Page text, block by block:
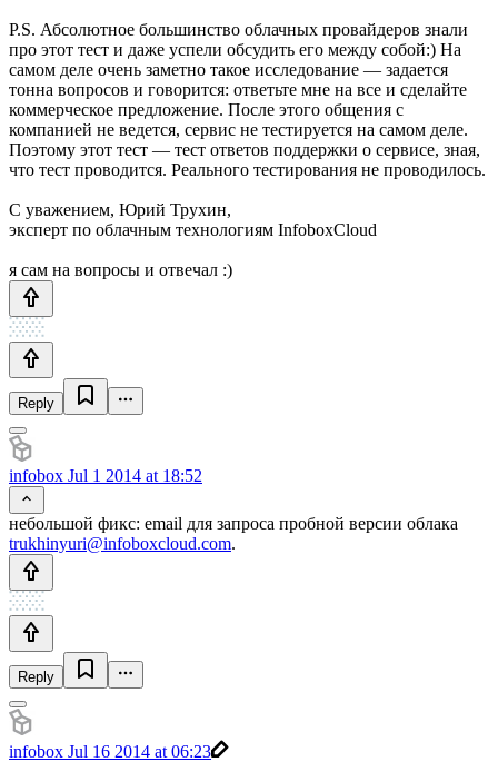
P.S. Абсолютное большинство облачных провайдеров знали
про этот тест и даже успели обсудить его между собой:) На
самом деле очень заметно такое исследование — задается
тонна вопросов и говорится: ответьте мне на все и сделайте
коммерческое предложение. После этого общения с
компанией не ведется, сервис не тестируется на самом деле.
Поэтому этот тест — тест ответов поддержки о сервисе, зная,
что тест проводится. Реального тестирования не проводилось.
С уважением, Юрий Трухин,
эксперт по облачным технологиям InfoboxCloud
я сам на вопросы и отвечал :)
Reply
infobox Jul 1 2014 at 18:52
небольшой фикс: email для запроса пробной версии облака
trukhinyuri@infoboxcloud.com.
Reply
infobox Jul 16 2014 at 06:23